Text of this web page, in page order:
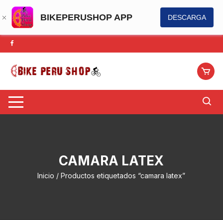
BIKEPERUSHOP APP DESCARGA
Saltar
al
contenido
CAMARA LATEX
Inicio / Productos etiquetados “camara latex”